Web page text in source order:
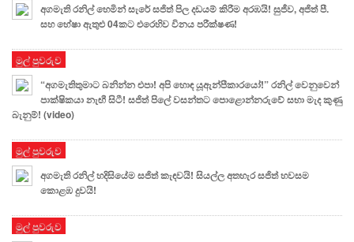
අගමැති රනිල් හෙමින් සැරේ සජිත් පිල දඩයම් කිරීම අරඹයි! සුජීව, අජිත් පී.
සහ හේෂා ඇතුළු 04කට එරෙහිව විනය පරීක්ෂණ!
මුල් පුවරුව
“අගමැතිතුමාට බනින්න එපා! අපි හොඳ යූඇන්පීකාරයෝ!” රනිල් වෙනුවෙන්
පාක්ෂිකයා නැඟී සිටී! සජිත් පිලේ වසන්තට පොළොන්නරුවේ සභා මැද කුණු
බැනුම්! (video)
මුල් පුවරුව
අගමැති රනිල් හදිසියේම සජිත් කැඳවයි! සියල්ල අතහැර සජිත් හවසම
කොළඹ දුවයි!
මුල් පුවරුව